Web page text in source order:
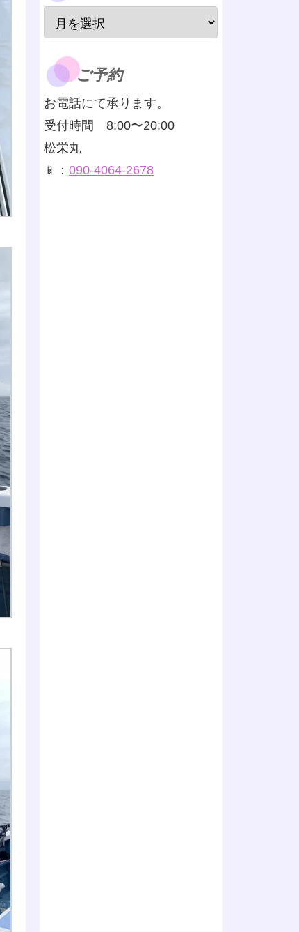
ご予約
お電話にて承ります。
受付時間 8:00〜20:00
松栄丸
📱： 090-4064-2678